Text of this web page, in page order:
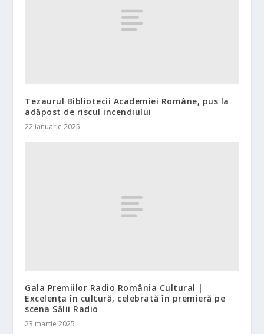
Tezaurul Bibliotecii Academiei Române, pus la
adăpost de riscul incendiului
22 ianuarie 2025
Gala Premiilor Radio România Cultural |
Excelența în cultură, celebrată în premieră pe
scena Sălii Radio
23 martie 2025